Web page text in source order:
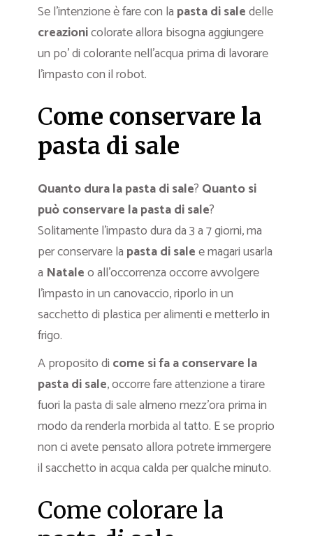
Se l’intenzione è fare con la pasta di saledelle
creazionicolorate allora bisogna aggiungere
un po’ di colorante nell’acqua prima di lavorare
l’impasto con il robot.
Come conservare la
pasta di sale
Quanto dura la pasta di sale? Quanto si
può conservare la pasta di sale?
Solitamente l’impasto dura da 3 a 7 giorni, ma
per conservare la pasta di salee magari usarla
a Nataleo all’occorrenza occorre avvolgere
l’impasto in un canovaccio, riporlo in un
sacchetto di plastica per alimenti e metterlo in
frigo.
A proposito di come si fa a conservare la
pasta di sale, occorre fare attenzione a tirare
fuori la pasta di sale almeno mezz’ora prima in
modo da renderla morbida al tatto. E se proprio
non ci avete pensato allora potrete immergere
il sacchetto in acqua calda per qualche minuto.
Come colorare la